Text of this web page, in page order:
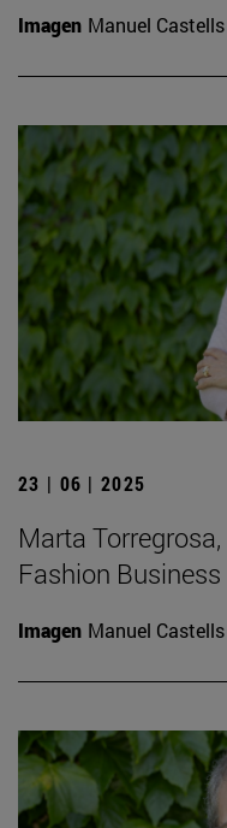
Imagen Manuel Castells
23 | 06 | 2025
Marta
Fashion Business
Imagen Manuel Castells